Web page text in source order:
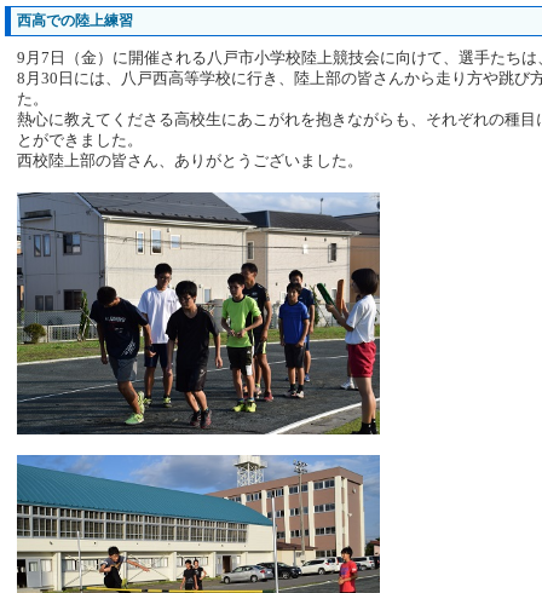
西高での陸上練習
9月7日（金）に開催される八戸市小学校陸上競技会に向けて、選手たち
8月30日には、八戸西高等学校に行き、陸上部の皆さんから走り方や跳び
た。
熱心に教えてくださる高校生にあこがれを抱きながらも、それぞれの種
とができました。
西校陸上部の皆さん、ありがとうございました。